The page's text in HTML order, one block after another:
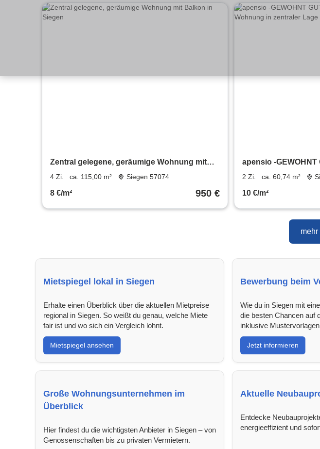
Zentral gelegene, geräumige Wohnung mit
Balkon in Siegen
4 Zi. ca. 115,00 m² Siegen 57074
8 €/m² 950 €
apensio -GEWOHNT
Zimmer-Wohnung in
2 Zi. ca. 60,74 m²
10 €/m²
Mietspiegel lokal in Siegen
Erhalte einen Überblick über die aktuellen Mietpreise
regional in Siegen. So weißt du genau, welche Miete
fair ist und wo sich ein Vergleich lohnt.
Mietspiegel ansehen
Bewerbung beim
Wie du in Siegen mit
die besten Chancen auf
inklusive
Jetzt informieren
Große Wohnungsunternehmen im
Überblick
Hier findest du die wichtigsten Anbieter in Siegen – von
Genossenschaften bis zu privaten Vermietern.
Aktuelle
Entdecke
energieeffizient und